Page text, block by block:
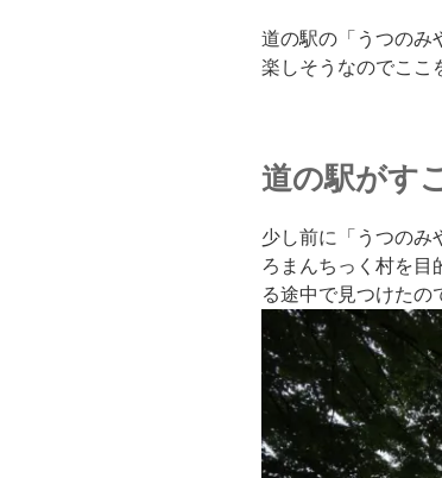
道の駅の「うつのみ
楽しそうなのでここ
道の駅がす
少し前に「うつのみ
ろまんちっく村を目
る途中で見つけたの